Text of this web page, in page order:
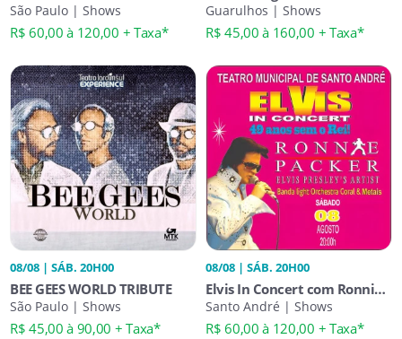
São Paulo | Shows
R$ 60,00 à 120,00 + Taxa*
Guarulhos - Banda Monte
Castelo
Guarulhos | Shows
R$ 45,00 à 160,00 + Taxa*
08/08 | SÁB. 20H00
BEE GEES WORLD TRIBUTE
São Paulo | Shows
R$ 45,00 à 90,00 + Taxa*
08/08 | SÁB. 20H00
Elvis In Concert com Ronnie
Packer - 49 Anos Sem o Rei!
Santo André | Shows
R$ 60,00 à 120,00 + Taxa*